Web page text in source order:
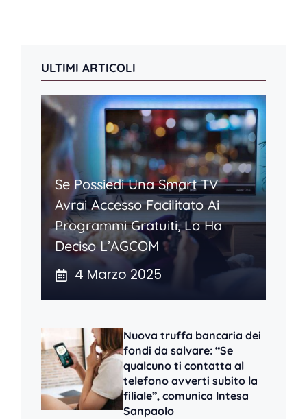
ULTIMI ARTICOLI
Se Possiedi Una Smart TV
Avrai Accesso Facilitato Ai
Programmi Gratuiti, Lo Ha
Deciso L’AGCOM
4 Marzo 2025
Nuova truffa bancaria dei
fondi da salvare: “Se
qualcuno ti contatta al
telefono avverti subito la
filiale”, comunica Intesa
Sanpaolo